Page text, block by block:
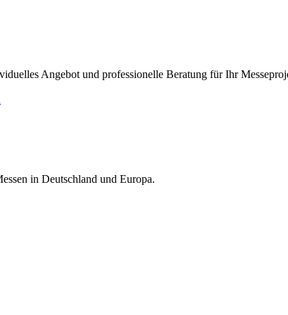
Angebot und professionelle Beratung für Ihr
in Deutschland und Europa.